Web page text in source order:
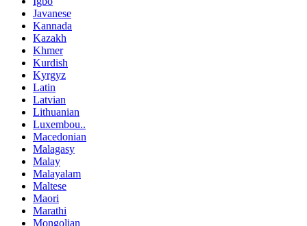
Javanese
Kannada
Kazakh
Khmer
Kurdish
Kyrgyz
Latin
Latvian
Lithuanian
Luxembou..
Macedonian
Malagasy
Malay
Malayalam
Maltese
Maori
Marathi
Mongolian